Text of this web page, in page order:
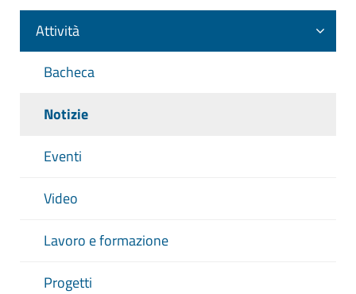
Attività
Bacheca
Notizie
Eventi
Video
Lavoro e formazione
Progetti